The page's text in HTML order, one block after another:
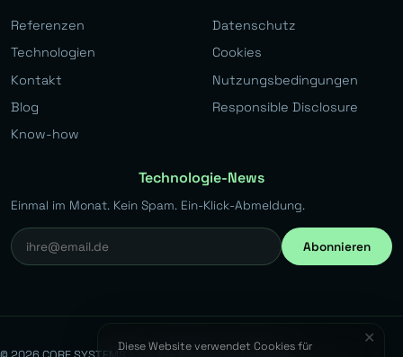
Referenzen
Technologien
Kontakt
Blog
Know-how
Datenschutz
Cookies
Nutzungsbedingungen
Responsible Disclosure
Technologie-News
Einmal im Monat. Kein Spam. Ein-Klick-Abmeldung.
Abonnieren
✕
Diese Website verwendet Cookies für